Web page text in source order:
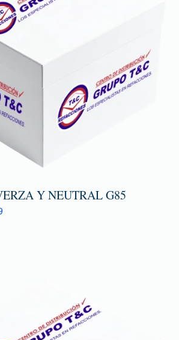
Y NEUTRAL G85